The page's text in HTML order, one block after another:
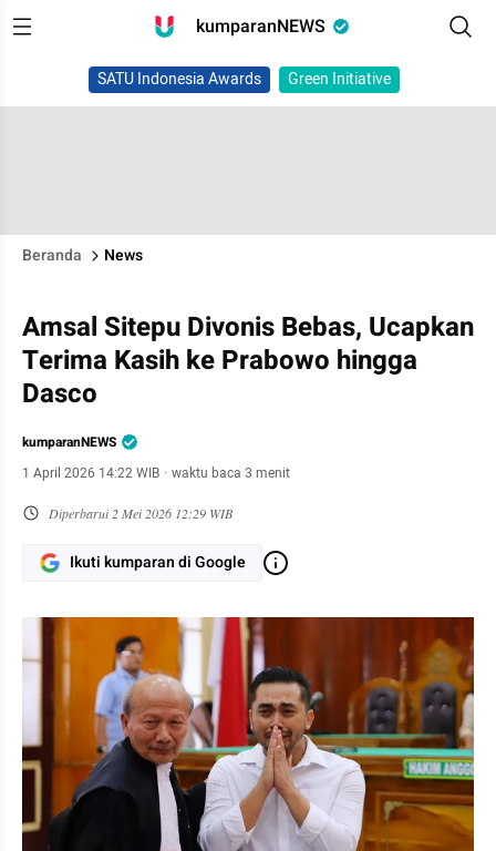
kumparanNEWS
SATU Indonesia Awards Green Initiative
Beranda News
Amsal Sitepu Divonis Bebas, Ucapkan
Terima Kasih ke Prabowo hingga
Dasco
kumparanNEWS
1 April 2026 14:22 WIB · waktu baca 3 menit
Diperbarui2 Mei 2026 12:29 WIB
Ikuti kumparan di Google